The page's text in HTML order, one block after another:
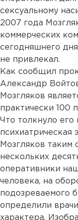
сексуальному
2007 года
коммерческих
сегодняшнего
не привлекал.
Как сообщил
Александр
Мозгляков
практически 100
Что толкнуло его
психиатрическая
Мозгляков таким
нескольких
оперативники
человека, на
подозреваемого
определили
характера.